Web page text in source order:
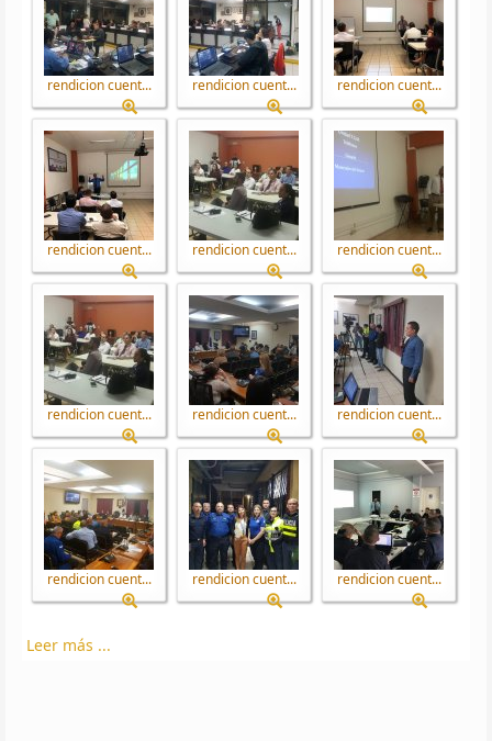
rendicion cuent... rendicion cuent... rendicion cuent...
rendicion cuent... rendicion cuent... rendicion cuent...
rendicion cuent... rendicion cuent... rendicion cuent...
rendicion cuent... rendicion cuent... rendicion cuent...
Leer más ...